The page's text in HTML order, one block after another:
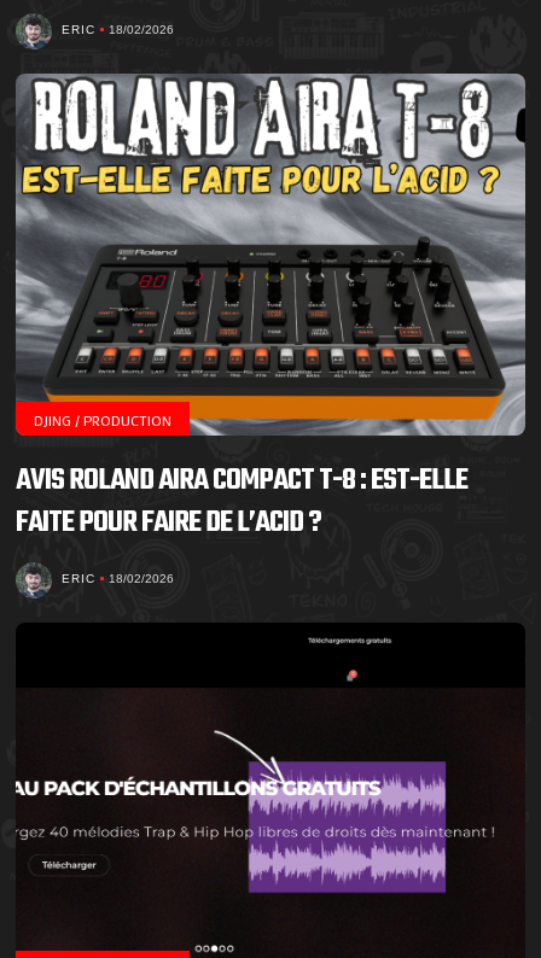
ERIC 18/02/2026
DJING / PRODUCTION
AVIS ROLAND AIRA COMPACT T-8 : EST-ELLE
FAITE POUR FAIRE DE L’ACID ?
ERIC 18/02/2026